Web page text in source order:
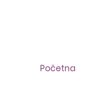
Početna